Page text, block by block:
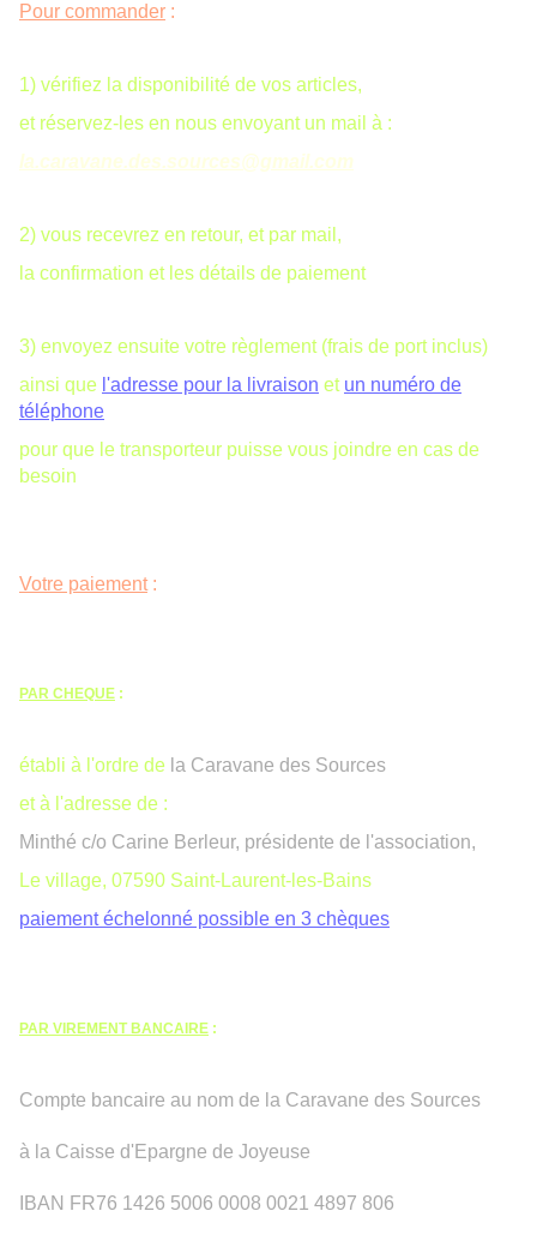
Pour commander :
1) vérifiez la disponibilité de vos articles,
et réservez-les en nous envoyant un mail à :
la.caravane.des.sources@gmail.com
2) vous recevrez en retour, et par mail,
la confirmation et les détails de paiement
3) envoyez ensuite votre règlement (frais de port inclus)
ainsi que l'adresse pour la livraison et un numéro de
téléphone
pour que le transporteur puisse vous joindre en cas de
besoin
Votre paiement:
PAR CHEQUE :
établi à l'ordre de la Caravane des Sources
et à l'adresse de :
Minthé c/o Carine Berleur, présidente de l'association,
Le village, 07590 Saint-Laurent-les-Bains
paiement échelonné possible en 3 chèques
PAR VIREMENT BANCAIRE :
Compte bancaire au nom de la Caravane des Sources
à la Caisse d'Epargne de Joyeuse
IBAN FR76 1426 5006 0008 0021 4897 806